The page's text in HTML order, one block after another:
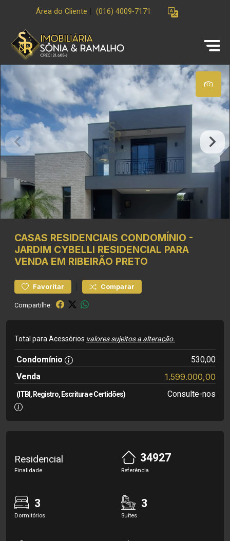
Área do Cliente (016) 4009-7171
CASAS RESIDENCIAIS CONDOMÍNIO -
JARDIM CYBELLI RESIDENCIAL PARA
VENDA EM RIBEIRÃO PRETO
Favoritar Comparar
Compartilhe:
Total para Acessórios valores sujeitos a alteração.
Condomínio
530,00
Venda
1.599.000,00
(ITBI, Registro, Escritura e Certidões) Consulte-nos
Residencial
Finalidade
34927
Referência
3
Dormitórios
3
Suítes